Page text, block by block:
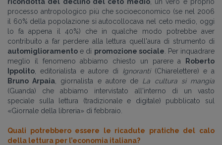
processo antropologico più che socioeconomico (se nel 2006
il 60% della popolazione si autocollocava nel ceto medio, oggi
lo fa appena il 40%) che in qualche modo potrebbe aver
contribuito a far perdere alla lettura quell'aura di strumento di
automiglioramento e di promozione sociale . Per inquadrare
meglio il fenomeno abbiamo chiesto un parere a
Roberto
Ippolito , editorialista e autore di Ignoranti(Chiarelettere) e a
Bruno Arpaia , giornalista e autore de La cultura si mangia
(Guanda) che abbiamo intervistato all'interno di un vasto
speciale sulla lettura (tradizionale e digitale) pubblicato sul
«Giornale della libreria» di febbraio.
Quali potrebbero essere le ricadute pratiche del calo
della lettura per l’economia italiana?